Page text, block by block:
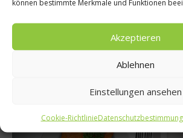
können bestimmte Merkmale und Funktionen
Akzeptieren
Ablehnen
Einstellungen ansehen
Cookie-Richtlinie